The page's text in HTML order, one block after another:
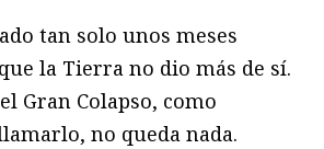
tan solo unos meses
la Tierra no dio más de sí.
Gran Colapso, como
no queda nada.